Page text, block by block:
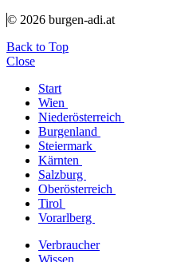
© 2026 burgen-adi.at
Back to Top
Close
Start
Wien
Niederösterreich
Burgenland
Steiermark
Kärnten
Salzburg
Oberösterreich
Tirol
Vorarlberg
Verbraucher
Wissen